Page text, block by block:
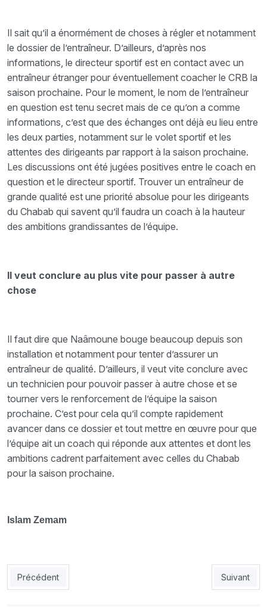
Il sait qu’il a énormément de choses à régler et notamment
le dossier de l’entraîneur. D’ailleurs, d’après nos
informations, le directeur sportif est en contact avec un
entraîneur étranger pour éventuellement coacher le CRB la
saison prochaine. Pour le moment, le nom de l’entraîneur
en question est tenu secret mais de ce qu’on a comme
informations, c’est que des échanges ont déjà eu lieu entre
les deux parties, notamment sur le volet sportif et les
attentes des dirigeants par rapport à la saison prochaine.
Les discussions ont été jugées positives entre le coach en
question et le directeur sportif. Trouver un entraîneur de
grande qualité est une priorité absolue pour les dirigeants
du Chabab qui savent qu’il faudra un coach à la hauteur
des ambitions grandissantes de l’équipe.
Il veut conclure au plus vite pour passer à autre
chose
Il faut dire que Naâmoune bouge beaucoup depuis son
installation et notamment pour tenter d’assurer un
entraîneur de qualité. D’ailleurs, il veut vite conclure avec
un technicien pour pouvoir passer à autre chose et se
tourner vers le renforcement de l’équipe la saison
prochaine. C’est pour cela qu’il compte rapidement
avancer dans ce dossier et tout mettre en œuvre pour que
l’équipe ait un coach qui réponde aux attentes et dont les
ambitions cadrent parfaitement avec celles du Chabab
pour la saison prochaine.
Islam Zemam
Article précédent : MCA : tout sur le plan mercato du MCA
Précédent Article
Suivant